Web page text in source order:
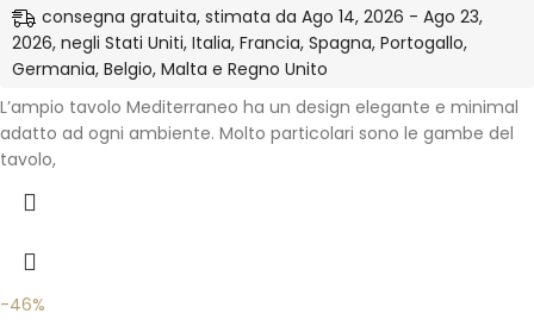
consegna gratuita, stimata da Ago 14, 2026 - Ago 23,
2026, negli Stati Uniti, Italia, Francia, Spagna, Portogallo,
Germania, Belgio, Malta e Regno Unito
L’ampio tavolo Mediterraneo ha un design elegante e minimal
adatto ad ogni ambiente. Molto particolari sono le gambe del
tavolo,
-46%